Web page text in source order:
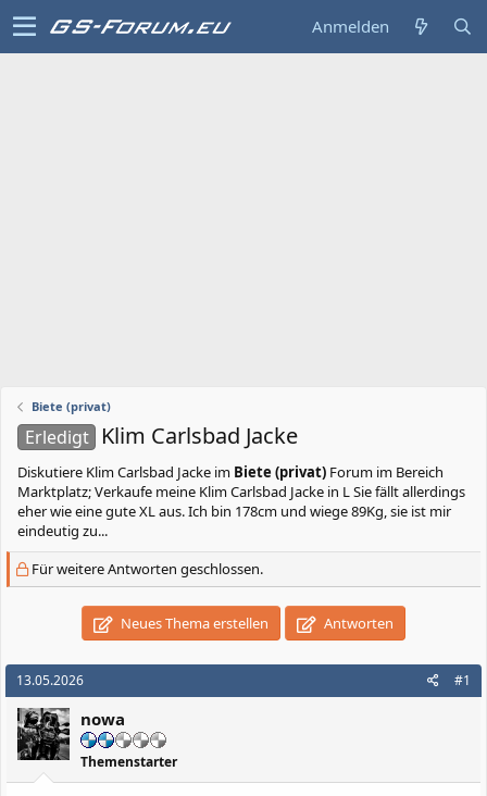
Anmelden
Biete (privat)
Erledigt Klim Carlsbad Jacke
Diskutiere Klim Carlsbad Jacke im Biete (privat) Forum im Bereich
Marktplatz; Verkaufe meine Klim Carlsbad Jacke in L Sie fällt allerdings
eher wie eine gute XL aus. Ich bin 178cm und wiege 89Kg, sie ist mir
eindeutig zu...
Für weitere Antworten geschlossen.
Neues Thema erstellen Antworten
13.05.2026 #1
nowa
Themenstarter